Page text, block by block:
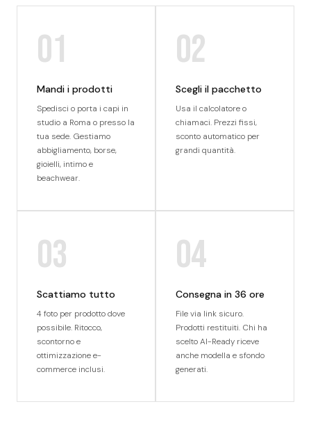
01
Mandi i prodotti
Spedisci o porta i capi in
studio a Roma o presso la
tua sede. Gestiamo
abbigliamento, borse,
gioielli, intimo e
beachwear.
02
Scegli il pacchetto
Usa il calcolatore o
chiamaci. Prezzi fissi,
sconto automatico per
grandi quantità.
03
Scattiamo tutto
4 foto per prodotto dove
possibile. Ritocco,
scontorno e
ottimizzazione e-
commerce inclusi.
04
Consegna in 36 ore
File via link sicuro.
Prodotti restituiti. Chi ha
scelto AI-Ready riceve
anche modella e sfondo
generati.